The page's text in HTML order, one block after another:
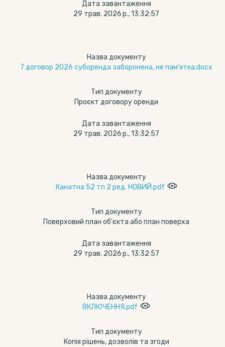
Дата завантаження
29 трав. 2026 р., 13:32:57
Назва документу
7 договор 2026 суборенда заборонена, не пам'ятка.docx
Тип документу
Проєкт договору оренди
Дата завантаження
29 трав. 2026 р., 13:32:57
Назва документу
Канатна 52 тп 2 ред. НОВИЙ.pdf
Тип документу
Поверховий план об'єкта або план поверха
Дата завантаження
29 трав. 2026 р., 13:32:57
Назва документу
ВКЛЮЧЕННЯ.pdf
Тип документу
Копія рішень, дозволів та згоди